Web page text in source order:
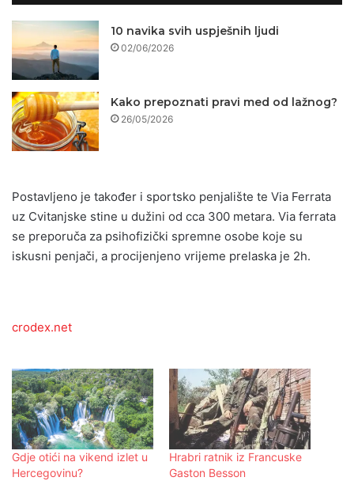
10 navika svih uspješnih ljudi
02/06/2026
Kako prepoznati pravi med od lažnog?
26/05/2026
Postavljeno je također i sportsko penjalište te Via Ferrata
uz Cvitanjske stine u dužini od cca 300 metara. Via ferrata
se preporuča za psihofizički spremne osobe koje su
iskusni penjači, a procijenjeno vrijeme prelaska je 2h.
crodex.net
Gdje otići na vikend izlet u
Hercegovinu?
Hrabri ratnik iz Francuske
Gaston Besson